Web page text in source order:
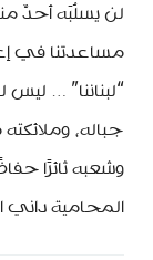
لن يسلُبَه أحدٌ
مساعدتنا في
“لبناننا” …
جباله،
وشعبه ثائرًا
المحامية